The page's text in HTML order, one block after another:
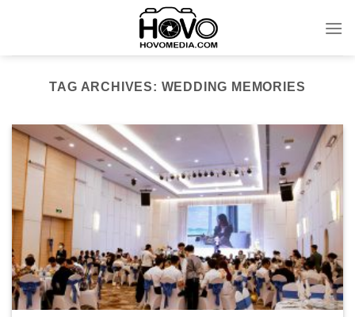
TAG ARCHIVES: WEDDING MEMORIES